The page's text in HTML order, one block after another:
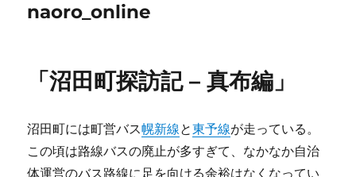
naoro_online
「沼田町探訪記 – 真布編」
沼田町には町営バス幌新線と東予線が走っている。
この頃は路線バスの廃止が多すぎて、なかなか自治
体運営のバス路線に足を向ける余裕はなくなってい